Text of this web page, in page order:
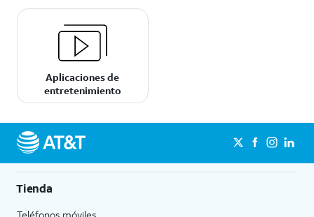
Aplicaciones de
entretenimiento
Tienda